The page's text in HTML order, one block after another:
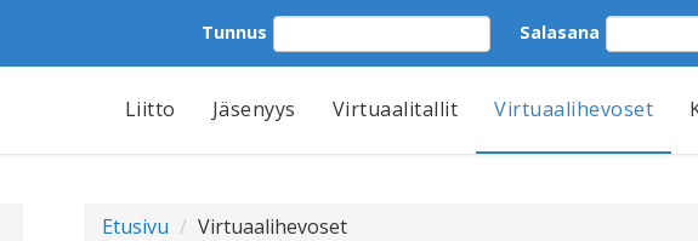
Tunnus Salasana
Liitto Jäsenyys Virtuaalitallit Virtuaalihevoset
Etusivu Virtuaalihevoset